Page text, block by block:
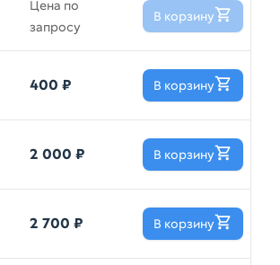
Цена по
запросу
В корзину
400 ₽ В корзину
2 000 ₽ В корзину
2 700 ₽ В корзину